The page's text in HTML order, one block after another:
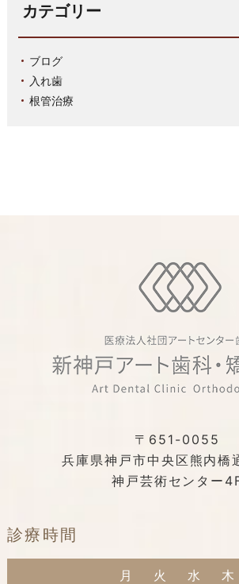
カテゴリー
ブログ
入れ歯
根管治療
〒651-0055
兵庫県神戸市中央区熊内橋
神戸芸術センター
診療時間
月 火 水 木